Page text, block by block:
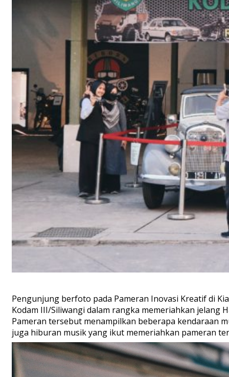
Pengunjung berfoto pada Pameran Inovasi Kreatif di
Kodam III/Siliwangi dalam rangka memeriahkan jelang
Pameran tersebut menampilkan beberapa kendaraan
juga hiburan musik yang ikut memeriahkan pameran